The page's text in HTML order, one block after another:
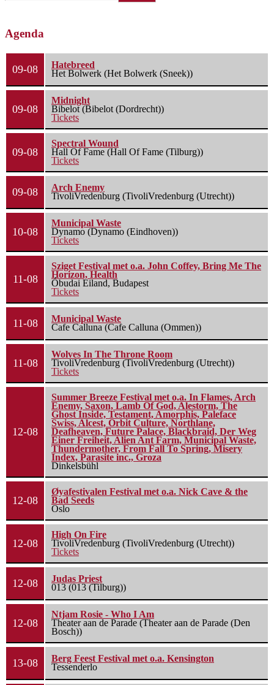
Agenda
09-08
Hatebreed
Het Bolwerk (Het Bolwerk (Sneek))
09-08
Midnight
Bibelot (Bibelot (Dordrecht))
Tickets
09-08
Spectral Wound
Hall Of Fame (Hall Of Fame (Tilburg))
Tickets
09-08
Arch Enemy
TivoliVredenburg (TivoliVredenburg (Utrecht))
10-08
Municipal Waste
Dynamo (Dynamo (Eindhoven))
Tickets
11-08
Sziget Festival met o.a. John Coffey, Bring Me The
Horizon, Health
Óbudai Eiland, Budapest
Tickets
11-08
Municipal Waste
Cafe Calluna (Cafe Calluna (Ommen))
11-08
Wolves In The Throne Room
TivoliVredenburg (TivoliVredenburg (Utrecht))
Tickets
12-08
Summer Breeze Festival met o.a. In Flames, Arch
Enemy, Saxon, Lamb Of God, Alestorm, The
Ghost Inside, Testament, Amorphis, Paleface
Swiss, Alcest, Orbit Culture, Northlane,
Deafheaven, Future Palace, Blackbraid, Der Weg
Einer Freiheit, Alien Ant Farm, Municipal Waste,
Thundermother, From Fall To Spring, Misery
Index, Parasite inc., Groza
Dinkelsbühl
12-08
Øyafestivalen Festival met o.a. Nick Cave & the
Bad Seeds
Oslo
12-08
High On Fire
TivoliVredenburg (TivoliVredenburg (Utrecht))
Tickets
12-08
Judas Priest
013 (013 (Tilburg))
12-08
Ntjam Rosie - Who I Am
Theater aan de Parade (Theater aan de Parade (Den
Bosch))
13-08
Berg Feest Festival met o.a. Kensington
Tessenderlo